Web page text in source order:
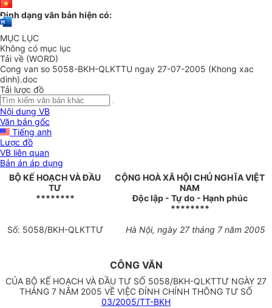
Định dạng văn bản hiện có:
MỤC LỤC
Không có mục lục
Tải về (WORD)
Cong van so 5058-BKH-QLKTTU ngay 27-07-2005 (Khong xac
dinh).doc
Tải lược đồ
Nội dung VB
Văn bản gốc
Tiếng anh
Lược đồ
VB liên quan
Bản án áp dụng
BỘ KẾ HOẠCH VÀ ĐẦU
TƯ
********
CỘNG HOÀ XÃ HỘI CHỦ NGHĨA VIỆT
NAM
Độc lập - Tự do - Hạnh phúc
********
Số: 5058/BKH-QLKTTƯ Hà Nội, ngày 27 tháng 7 năm 2005
CÔNG VĂN
CỦA BỘ KẾ HOẠCH VÀ ĐẦU TƯ SỐ 5058/BKH-QLKTTƯ NGÀY 27
THÁNG 7 NĂM 2005 VỀ VIỆC ĐÍNH CHÍNH THÔNG TƯ SỐ
03/2005/TT-BKH